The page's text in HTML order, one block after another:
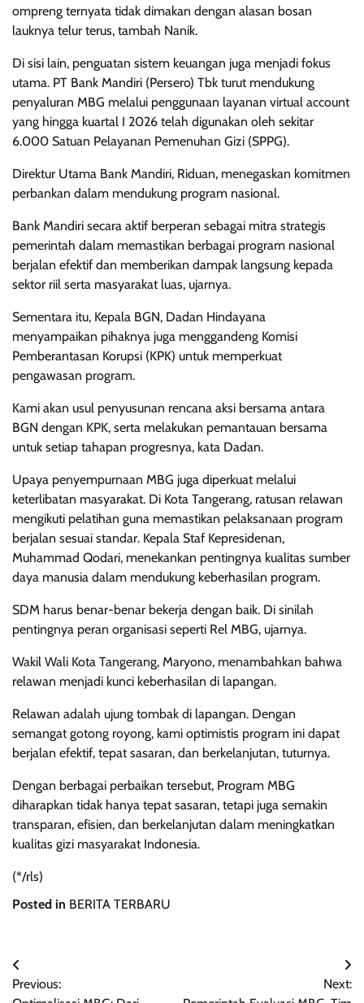
ompreng ternyata tidak dimakan dengan alasan bosan
lauknya telur terus, tambah Nanik.
Di sisi lain, penguatan sistem keuangan juga menjadi fokus
utama. PT Bank Mandiri (Persero) Tbk turut mendukung
penyaluran MBG melalui penggunaan layanan virtual account
yang hingga kuartal I 2026 telah digunakan oleh sekitar
6.000 Satuan Pelayanan Pemenuhan Gizi (SPPG).
Direktur Utama Bank Mandiri, Riduan, menegaskan komitmen
perbankan dalam mendukung program nasional.
Bank Mandiri secara aktif berperan sebagai mitra strategis
pemerintah dalam memastikan berbagai program nasional
berjalan efektif dan memberikan dampak langsung kepada
sektor riil serta masyarakat luas, ujarnya.
Sementara itu, Kepala BGN, Dadan Hindayana
menyampaikan pihaknya juga menggandeng Komisi
Pemberantasan Korupsi (KPK) untuk memperkuat
pengawasan program.
Kami akan usul penyusunan rencana aksi bersama antara
BGN dengan KPK, serta melakukan pemantauan bersama
untuk setiap tahapan progresnya, kata Dadan.
Upaya penyempurnaan MBG juga diperkuat melalui
keterlibatan masyarakat. Di Kota Tangerang, ratusan relawan
mengikuti pelatihan guna memastikan pelaksanaan program
berjalan sesuai standar. Kepala Staf Kepresidenan,
Muhammad Qodari, menekankan pentingnya kualitas sumber
daya manusia dalam mendukung keberhasilan program.
SDM harus benar-benar bekerja dengan baik. Di sinilah
pentingnya peran organisasi seperti Rel MBG, ujarnya.
Wakil Wali Kota Tangerang, Maryono, menambahkan bahwa
relawan menjadi kunci keberhasilan di lapangan.
Relawan adalah ujung tombak di lapangan. Dengan
semangat gotong royong, kami optimistis program ini dapat
berjalan efektif, tepat sasaran, dan berkelanjutan, tuturnya.
Dengan berbagai perbaikan tersebut, Program MBG
diharapkan tidak hanya tepat sasaran, tetapi juga semakin
transparan, efisien, dan berkelanjutan dalam meningkatkan
kualitas gizi masyarakat Indonesia.
(*/rls)
Posted in BERITA TERBARU
Navigasi
pos
Previous:
Next: